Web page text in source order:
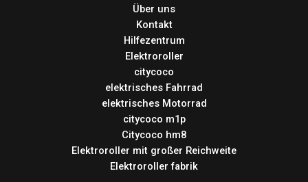
Über uns
Kontakt
Hilfezentrum
Elektroroller
citycoco
elektrisches Fahrrad
elektrisches Motorrad
citycoco m1p
Citycoco hm8
Elektroroller mit großer Reichweite
Elektroroller fabrik